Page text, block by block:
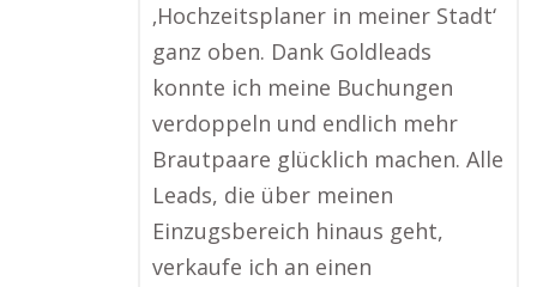
‚Hochzeitsplaner in meiner Stadt‘
ganz oben. Dank Goldleads
konnte ich meine Buchungen
verdoppeln und endlich mehr
Brautpaare glücklich machen. Alle
Leads, die über meinen
Einzugsbereich hinaus geht,
verkaufe ich an einen